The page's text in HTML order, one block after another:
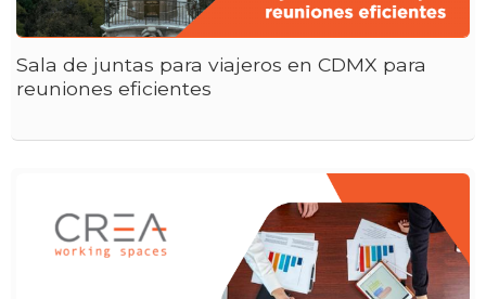
Sala de juntas para viajeros en CDMX para
reuniones eficientes